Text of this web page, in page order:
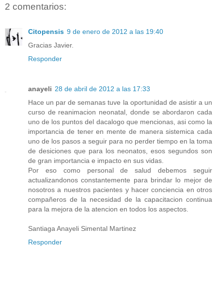
2 comentarios:
Citopensis 9 de enero de 2012 a las 19:40
Gracias Javier.
Responder
anayeli 28 de abril de 2012 a las 17:33
Hace un par de semanas tuve la oportunidad de asistir a un
curso de reanimacion neonatal, donde se abordaron cada
uno de los puntos del dacalogo que mencionas, asi como la
importancia de tener en mente de manera sistemica cada
uno de los pasos a seguir para no perder tiempo en la toma
de desiciones que para los neonatos, esos segundos son
de gran importancia e impacto en sus vidas.
Por eso como personal de salud debemos seguir
actualizandonos constantemente para brindar lo mejor de
nosotros a nuestros pacientes y hacer conciencia en otros
compañeros de la necesidad de la capacitacion continua
para la mejora de la atencion en todos los aspectos.
Santiaga Anayeli Simental Martinez
Responder